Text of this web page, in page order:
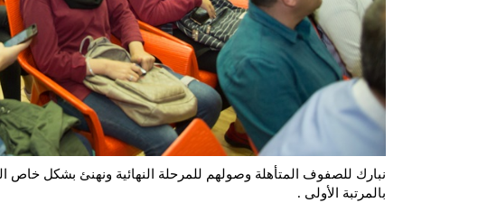
بالمرتبة الأولى .